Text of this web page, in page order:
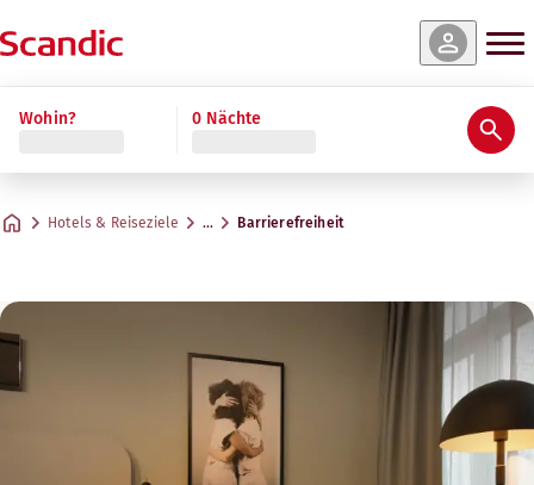
Wohin? 0 Nächte
Hotels & Reiseziele … Barrierefreiheit